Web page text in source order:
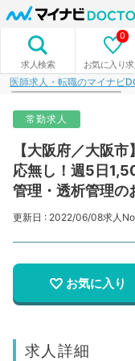
求人検索 お気に入り求
0
医師求人・転職のマイナビ
常勤求人
【大阪府／大阪
応無し！週5日
管理・透析管理の
更新日 : 2022/06/08求人
お気に入り
求人詳細